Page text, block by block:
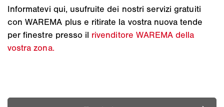
Informatevi qui, usufruite dei nostri servizi gratuiti
con WAREMA plus e ritirate la vostra nuova tende
per finestre presso il rivenditore WAREMA della
vostra zona.